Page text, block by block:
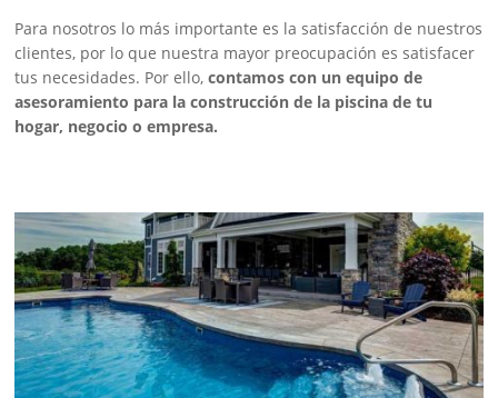
Para nosotros lo más importante es la satisfacción de nuestros
clientes, por lo que nuestra mayor preocupación es satisfacer
tus necesidades. Por ello,contamos con un equipo de
asesoramiento para la construcción de la piscina de tu
hogar, negocio o empresa.